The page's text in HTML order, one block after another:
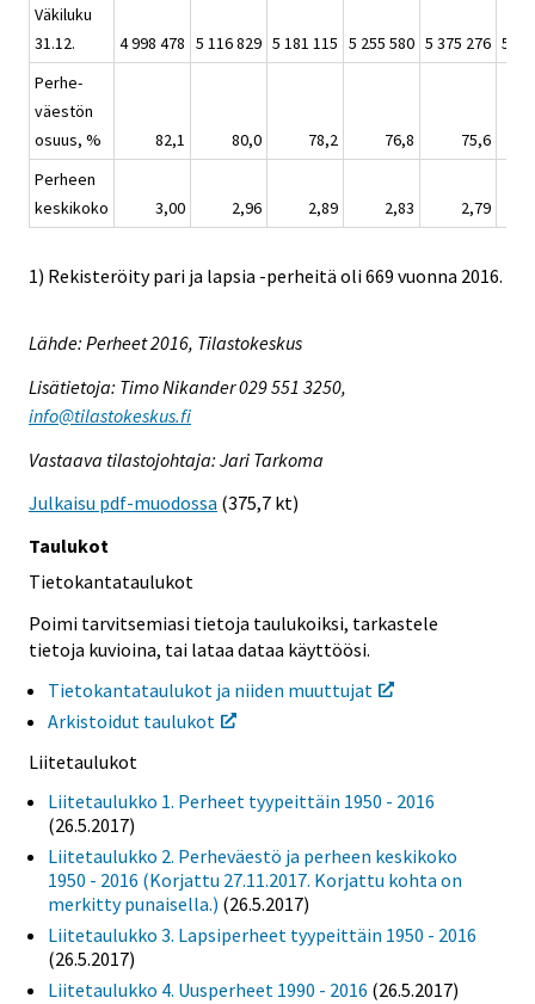
Väkiluku
31.12.
4 998 478 5 116 829 5 181 115 5 255 580 5 375 276 5
Perhe-
väestön
osuus, %
82,1 80,0 78,2 76,8
75,6
Perheen
keskikoko
3,00 2,96 2,89 2,83 2,79
1) Rekisteröity pari ja lapsia -perheitä oli 669 vuonna 2016.
Lähde: Perheet 2016, Tilastokeskus
Lisätietoja: Timo Nikander 029 551 3250,
info@tilastokeskus.fi
Vastaava tilastojohtaja: Jari Tarkoma
Julkaisu pdf-muodossa (375,7 kt)
Taulukot
Tietokantataulukot
Poimi tarvitsemiasi tietoja taulukoiksi, tarkastele
tietoja kuvioina, tai lataa dataa käyttöösi.
Tietokantataulukot ja niiden muuttujat
Arkistoidut taulukot
Liitetaulukot
Liitetaulukko 1. Perheet tyypeittäin 1950 - 2016
(26.5.2017)
Liitetaulukko 2. Perheväestö ja perheen keskikoko
1950 - 2016 (Korjattu 27.11.2017. Korjattu kohta on
merkitty punaisella.) (26.5.2017)
Liitetaulukko 3. Lapsiperheet tyypeittäin 1950 - 2016
(26.5.2017)
Liitetaulukko 4. Uusperheet 1990 - 2016 (26.5.2017)